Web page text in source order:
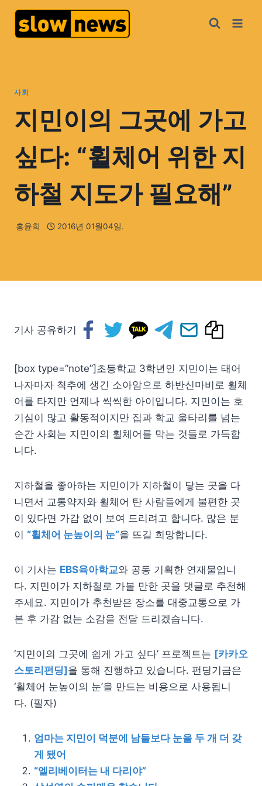
사회
지민이의 그곳에 가고
싶다: “휠체어 위한 지
하철 지도가 필요해”
홍윤희 2016년 01월04일.
기사 공유하기
[box type=”note”]초등학교 3학년인 지민이는 태어
나자마자 척추에 생긴 소아암으로 하반신마비로 휠체
어를 타지만 언제나 씩씩한 아이입니다. 지민이는 호
기심이 많고 활동적이지만 집과 학교 울타리를 넘는
순간 사회는 지민이의 휠체어를 막는 것들로 가득합
니다.
지하철을 좋아하는 지민이가 지하철이 닿는 곳을 다
니면서 교통약자와 휠체어 탄 사람들에게 불편한 곳
이 있다면 가감 없이 보여 드리려고 합니다. 많은 분
이 “휠체어 눈높이의 눈”을 뜨길 희망합니다.
이 기사는 EBS육아학교와 공동 기획한 연재물입니
다. 지민이가 지하철로 가볼 만한 곳을 댓글로 추천해
주세요. 지민이가 추천받은 장소를 대중교통으로 가
본 후 가감 없는 소감을 전달 드리겠습니다.
‘지민이의 그곳에 쉽게 가고 싶다’ 프로젝트는 [카카오
스토리펀딩]을 통해 진행하고 있습니다. 펀딩기금은
‘휠체어 눈높이의 눈’을 만드는 비용으로 사용됩니
다. (필자)
엄마는 지민이 덕분에 남들보다 눈을 두 개 더 갖
게 됐어
“엘리베이터는 내 다리야”